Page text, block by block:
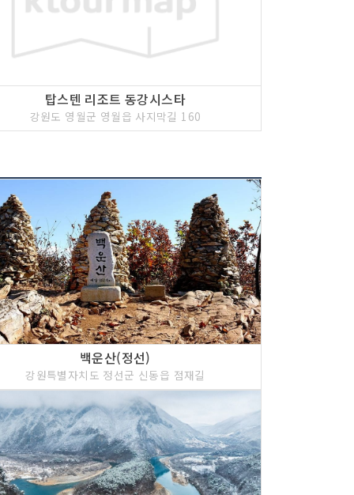
탑스텐 리조트 동강시스타
강원도 영월군 영월읍 사지막길 160
백운산(정선)
강원특별자치도 정선군 신동읍 점재길